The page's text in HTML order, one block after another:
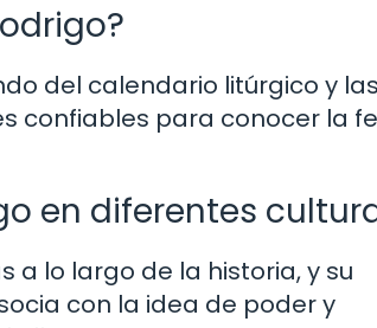
del calendario litúrgico y las
confiables para conocer la
en diferentes
a lo largo de la historia, y su
con la idea de poder y